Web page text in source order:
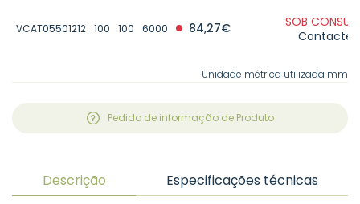
VCAT05501212 100 100 6000 84,27€
SOB
Unidade métrica utilizada mm
Pedido de informação de Produto
Descrição Especificações técnicas